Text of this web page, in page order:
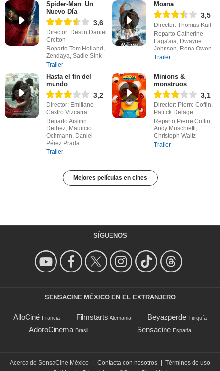
Spider-Man: Un
Nuevo Día
3,6
Director: Destin Daniel
Cretton
Reparto Tom Holland,
Zendaya, Sadie Sink
Trailer
Moana
3,5
Director: Thomas Kail
Reparto Catherine
Laga'aia, Dwayne
Johnson, Rena Owen
Trailer
Hasta el fin del
mundo
3,2
Director: Emiliano
Castro Vizcarra
Reparto Aislinn
Derbez, Mauricio
Ochmann, Daniel
Pérez Prada
Trailer
Minions &
monstruos
3,1
Director: Pierre Coffin,
Patrick Delage
Reparto Pierre Coffin,
Andy Muschietti,
Christoph Waltz
Trailer
Mejores películas en cines
SÍGUENOS
SENSACINE MÉXICO EN EL EXTRANJERO
AlloCiné Francia Filmstarts Alemania Beyazperde Turquía
AdoroCinema Brasil Sensacine España
Acerca de SensaCine México Contacta con nosotros
Términos de uso